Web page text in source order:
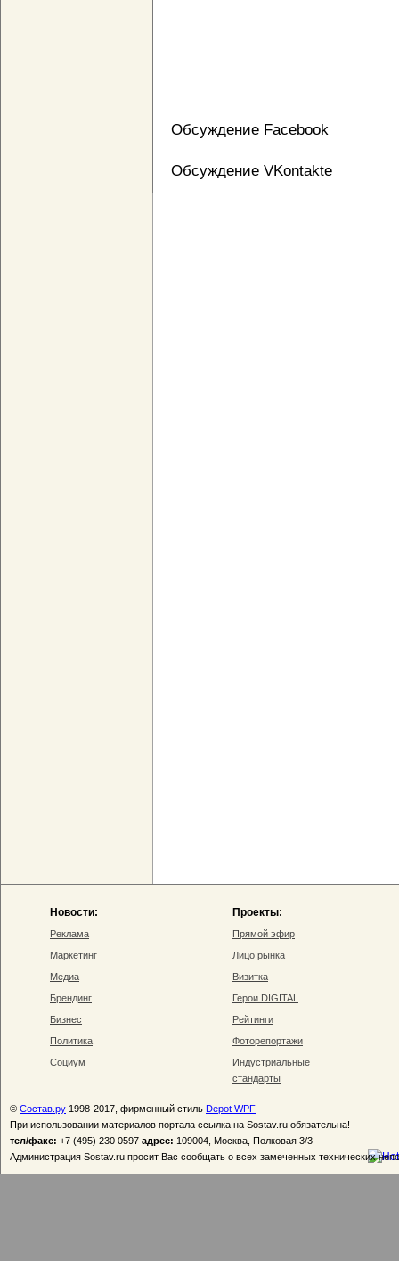
Обсуждение Facebook
Обсуждение VKontakte
Новости:
Реклама
Маркетинг
Медиа
Брендинг
Бизнес
Политика
Социум
Проекты:
Прямой эфир
Лицо рынка
Визитка
Герои DIGITAL
Рейтинги
Фоторепортажи
Индустриальные
стандарты
© Состав.ру 1998-2017, фирменный стиль Depot WPF
При использовании материалов портала ссылка на Sostav.ru обязательна!
тел/факс: +7 (495) 230 0597 адрес: 109004, Москва, Полковая 3/3
Администрация Sostav.ru просит Вас сообщать о всех замеченных технических